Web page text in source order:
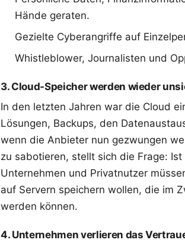
Hände geraten.
Gezielte Cyberangriffe auf
Whistleblower, Journalisten und
3. Cloud-Speicher werden wieder
In den letzten Jahren war die Cloud
Lösungen, Backups, den
wenn die Anbieter nun gezwungen
zu sabotieren, stellt sich die Frage:
Unternehmen und Privatnutzer
auf Servern speichern wollen, die im
werden können.
4. Unternehmen verlieren das